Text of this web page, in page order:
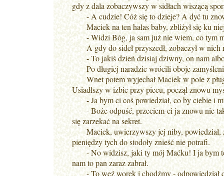
gdy z dala zobaczywszy w sidłach wiszącą
- A cudzie! Cóż się to dzieje? A dyć tu
Maciek na ten hałas baby, zbliżył się ku niej,
- Widzi Bóg, ja sam już nie wiem, co tym
A gdy do sideł przyszedł, zobaczył w nich
- To jakiś dzień dzisiaj dziwny, on nam albo
Po długiej naradzie wrócili oboje zamyśleni
Wnet potem wyjechał Maciek w pole z
Usiadłszy w izbie przy piecu, począł znowu
- Ja bym ci coś powiedział, co by ciebie i
- Boże odpuść, przeciem-ci ja znowu nie
się zarzekać na sekret.
Maciek, uwierzywszy jej niby, powiedział,
pieniędzy tych do stodoły znieść nie potrafi.
- No widzisz, jaki ty mój Maćku! I ja bym też
nam to pan zaraz zabrał.
- To weź worek i chodźmy - odpowiedział